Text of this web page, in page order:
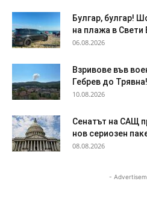
Булгар, булгар!
на плажа в Свети
06.08.2026
Взривове във
Гебрев до Трявна!
10.08.2026
Сенатът на САЩ
нов сериозен
08.08.2026
-